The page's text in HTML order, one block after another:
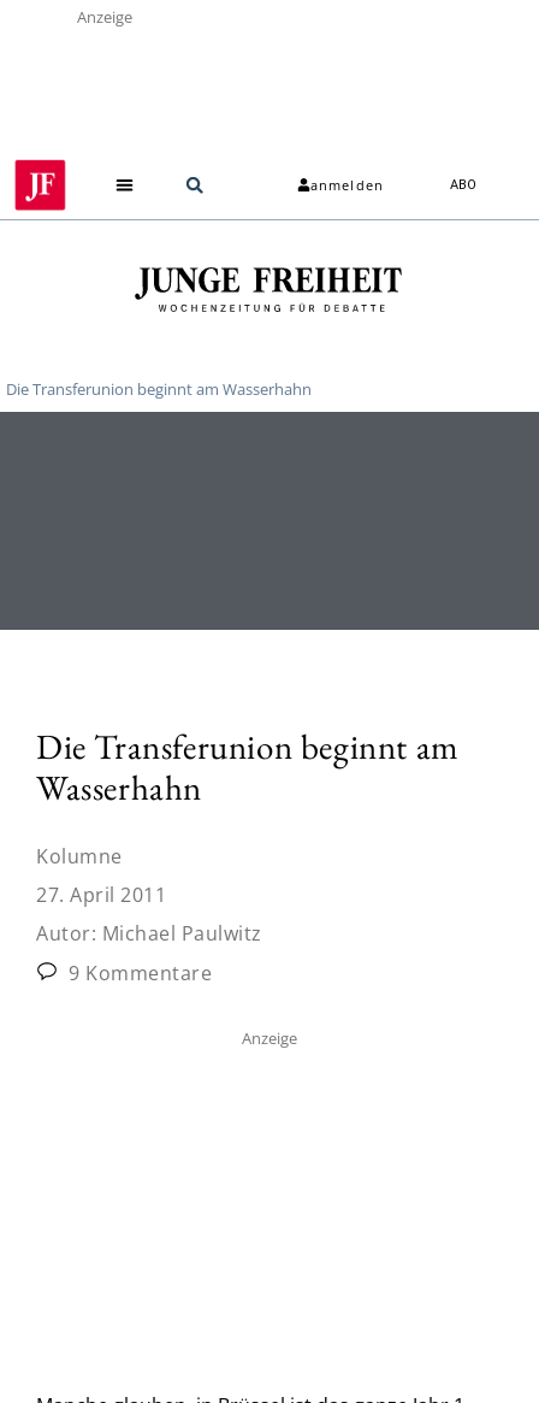
Anzeige
anmelden ABO
Die Transferunion beginnt am Wasserhahn
Die Transferunion beginnt am
Wasserhahn
Kolumne
27. April 2011
Autor: Michael Paulwitz
9 Kommentare
Anzeige